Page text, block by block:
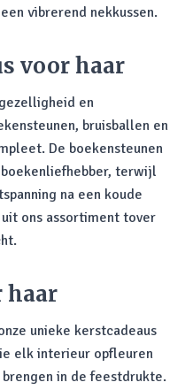
vibrerend nekkussen.
voor haar
en
bruisballen en
De boekensteunen
terwijl
na een koude
ons assortiment tover
haar
unieke kerstcadeaus
elk interieur opfleuren
in de feestdrukte.